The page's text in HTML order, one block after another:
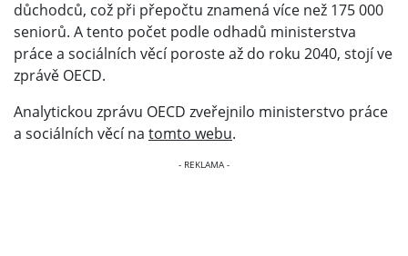
důchodců, což při přepočtu znamená více než 175 000
seniorů. A tento počet podle odhadů ministerstva
práce a sociálních věcí poroste až do roku 2040, stojí ve
zprávě OECD.
Analytickou zprávu OECD zveřejnilo ministerstvo práce
a sociálních věcí na tomto webu.